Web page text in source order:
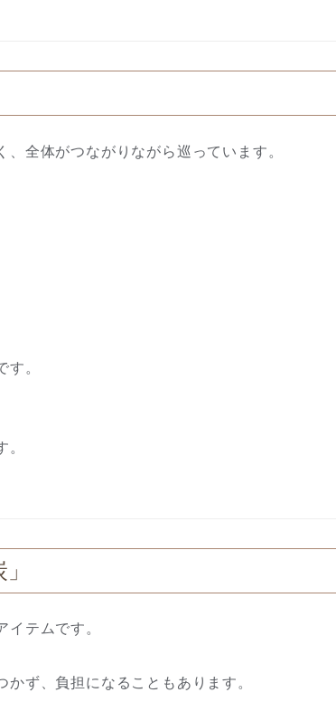
全体がつながりながら巡っています。
す。
。
テムです。
ず、負担になることもあります。